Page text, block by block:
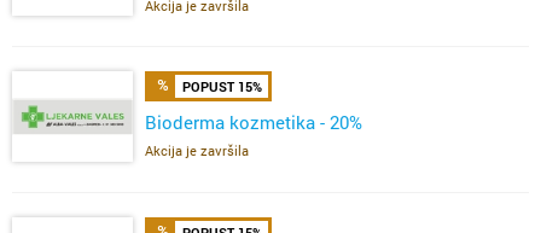
Akcija je završila
POPUST 15%
Bioderma kozmetika - 20%
Akcija je završila